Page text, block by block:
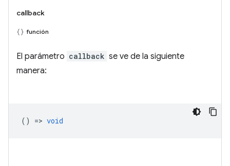
callback
función
El parámetro callback se ve de la siguiente
manera:
() => void